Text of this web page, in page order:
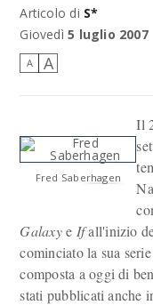
Articolo di S*
Giovedì 5 luglio 2007
A A
Fred Saberhagen
Il
Galaxye Ifall'inizio
cominciato la sua
composta a oggi di
stati pubblicati anche